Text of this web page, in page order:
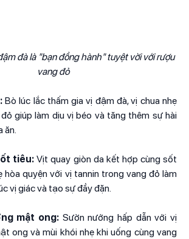
đà là "bạn đồng hành" tuyệt vời với rượu
vang đỏ
Bò lúc lắc thấm gia vị đậm đà, vị chua nhẹ
giúp làm dịu vị béo và tăng thêm sự hài
ăn.
tiêu: Vịt quay giòn da kết hợp cùng sốt
hòa quyện với vị tannin trong vang đỏ làm
vị giác và tạo sự đầy đặn.
mật ong: Sườn nướng hấp dẫn với vị
ong và mùi khói nhẹ khi uống cùng vang